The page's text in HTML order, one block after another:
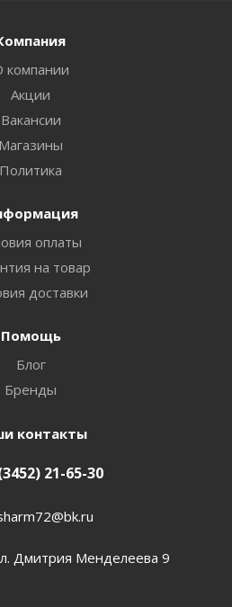
компании
Акции
Вакансии
Магазины
Политика
оплаты
на товар
доставки
Помощь
Блог
Бренды
контакты
21-65-30
Дмитрия Менделеева 9